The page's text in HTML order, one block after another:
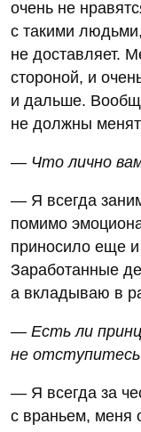
очень не
с такими
не доставляет.
стороной, и
и дальше.
не должны
— Что лично
— Я всегда
помимо
приносило еще
Заработанные
а вкладываю в
— Есть ли
не
— Я всегда за
с враньем, меня